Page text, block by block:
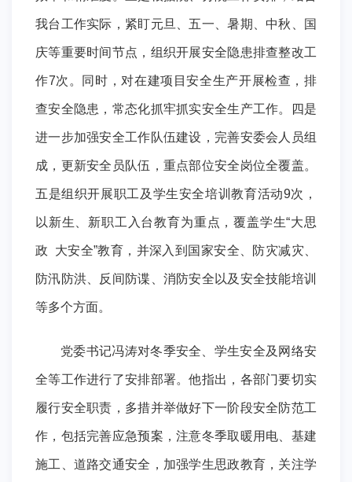
我台工作实际， 紧盯元旦、五一、暑期、中秋、国
庆等重要时间节点，组织开展安全隐患排查整改工
作7次。同时，对在建项目安全生产开展检查，排
查安全隐患，常态化抓牢抓实安全生产工作。四是
进一步加强安全工作队伍建设，完善安委会人员组
成，更新安全员队伍，重点部位安全岗位全覆盖。
五是组织开展职工及学生安全培训教育活动9次，
以新生、新职工入台教育为重点，覆盖学生“大思
政 大安全”教育，并深入到国家安全、防灾减灾、
防汛防洪、反间防谍、消防安全以及安全技能培训
等多个方面。
党委书记冯涛对冬季安全、学生安全及网络安
全等工作进行了安排部署。他指出，各部门要切实
履行安全职责，多措并举做好下一阶段安全防范工
作，包括完善应急预案，注意冬季取暖用电、基建
施工、道路交通安全，加强学生思政教育，关注学